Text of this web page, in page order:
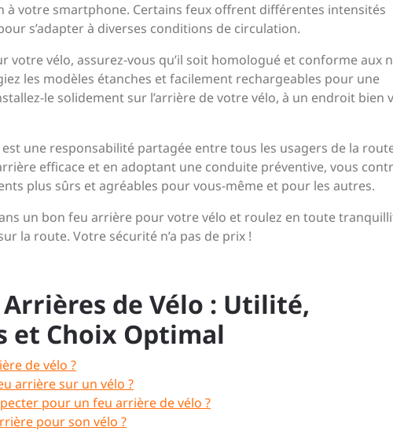
à votre smartphone. Certains feux offrent différentes intensités
s’adapter à diverses conditions de circulation.
votre vélo, assurez-vous qu’il soit homologué et conforme aux
les modèles étanches et facilement rechargeables pour une
le solidement sur l’arrière de votre vélo, à un endroit bien
est une responsabilité partagée entre tous les usagers de la
efficace et en adoptant une conduite préventive, vous
plus sûrs et agréables pour vous-même et pour les autres.
un bon feu arrière pour votre vélo et roulez en toute
la route. Votre sécurité n’a pas de prix !
Arrières de Vélo : Utilité,
et Choix Optimal
de vélo ?
arrière sur un vélo ?
pour un feu arrière de vélo ?
pour son vélo ?